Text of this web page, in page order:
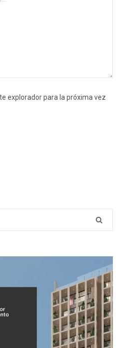
explorador para la próxima vez